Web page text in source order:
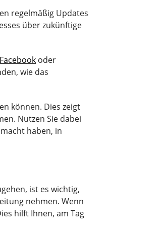
regelmäßig Updates
über zukünftige
Facebook oder
wie das
können. Dies zeigt
Nutzen Sie dabei
haben, in
ist es wichtig,
nehmen. Wenn
hilft Ihnen, am Tag